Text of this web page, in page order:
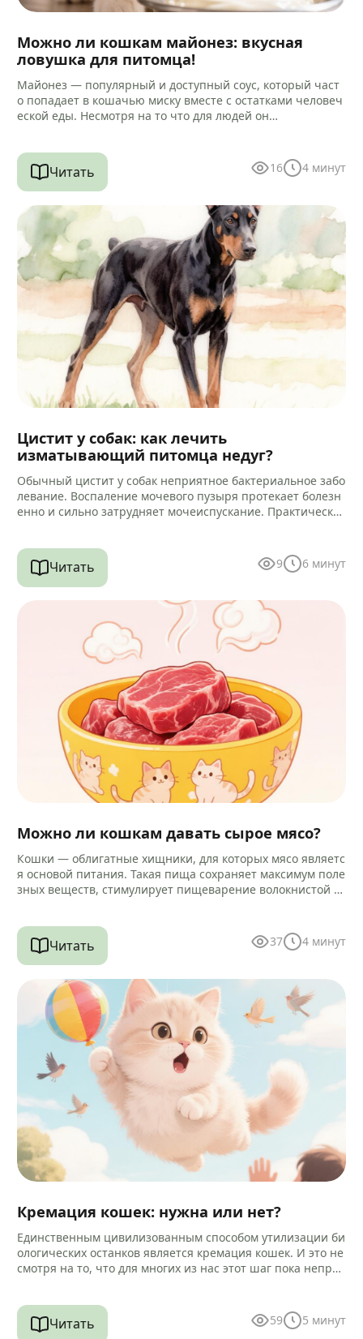
Можно ли кошкам майонез: вкусная
ловушка для питомца!
Майонез — популярный и доступный соус, который част
о попадает в кошачью миску вместе с остатками человеч
еской еды. Несмотря на то что для людей он…
Читать 16 4 минут
Цистит у собак: как лечить
изматывающий питомца недуг?
Обычный цистит у собак неприятное бактериальное забо
левание. Воспаление мочевого пузыря протекает болезн
енно и сильно затрудняет мочеиспускание. Практически
Читать 9 6 минут
Можно ли кошкам давать сырое мясо?
Кошки — облигатные хищники, для которых мясо являетс
я основой питания. Такая пища сохраняет максимум поле
зных веществ, стимулирует пищеварение волокнистой ст
Читать 37 4 минут
Кремация кошек: нужна или нет?
Единственным цивилизованным способом утилизации би
ологических останков является кремация кошек. И это не
смотря на то, что для многих из нас этот шаг пока непри
Читать 59 5 минут